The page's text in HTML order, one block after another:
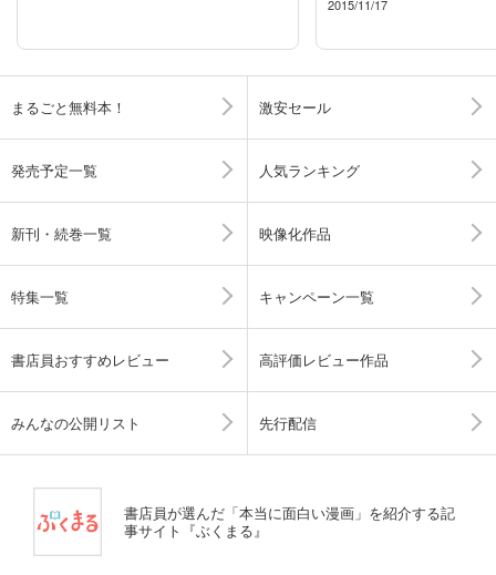
2015/11/17
まるごと無料本！ 激安セール
発売予定一覧 人気ランキング
新刊・続巻一覧 映像化作品
特集一覧 キャンペーン一覧
書店員おすすめレビュー 高評価レビュー作品
みんなの公開リスト 先行配信
書店員が選んだ「本当に面白い漫画」を紹介する記
事サイト『ぶくまる』